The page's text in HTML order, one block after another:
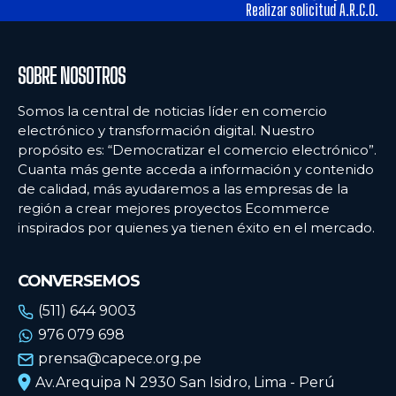
Ecommercenews
PERÚ
ARGENTINA
BOLIVIA
CHILE
ECUADOR
MÉXICO
URUGUAY
VENEZUELA
Ecommercenews
PERÚ
ARGENTINA
BOLIVIA
CHILE
ECUADOR
MÉXICO
URUGUAY
VENEZUELA
Realizar solicitud A.R.C.O.
SOBRE NOSOTROS
Somos la central de noticias líder en comercio
electrónico y transformación digital. Nuestro
propósito es: “Democratizar el comercio electrónico”.
Cuanta más gente acceda a información y contenido
de calidad, más ayudaremos a las empresas de la
región a crear mejores proyectos Ecommerce
inspirados por quienes ya tienen éxito en el mercado.
CONVERSEMOS
(511) 644 9003
976 079 698
prensa@capece.org.pe
Av.Arequipa N 2930 San Isidro, Lima - Perú